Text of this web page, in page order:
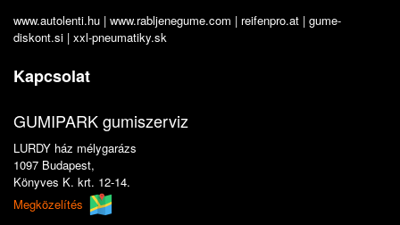
www.autolenti.hu | www.rabljenegume.com | reifenpro.at | gume-
diskont.si | xxl-pneumatiky.sk
Kapcsolat
GUMIPARK gumiszerviz
LURDY ház mélygarázs
1097 Budapest,
Könyves K. krt. 12-14.
Megközelítés